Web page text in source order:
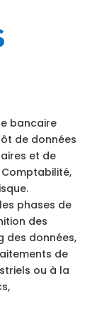
bancaire
de données
et de
phases de
des
des données,
de
ou à la